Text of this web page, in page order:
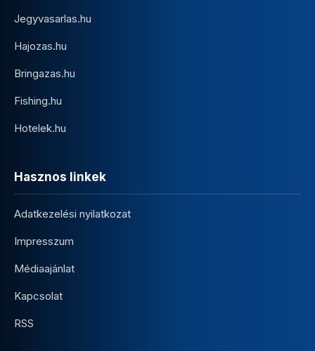
Jegyvasarlas.hu
Hajozas.hu
Bringazas.hu
Fishing.hu
Hotelek.hu
Hasznos linkek
Adatkezelési nyilatkozat
Impresszum
Médiaajánlat
Kapcsolat
RSS